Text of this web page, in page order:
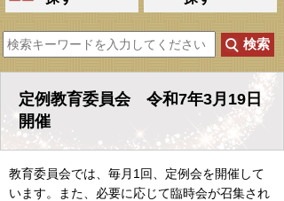
定例教育委員会 令和7年3月19日
開催
教育委員会では、毎月1回、定例会を開催して
います。また、必要に応じて臨時会が召集され